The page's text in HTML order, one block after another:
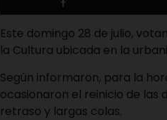
Este domingo 28 de julio,
la Cultura ubicada en la
Según informaron, para la
ocasionaron el reinicio de las
retraso y largas colas.